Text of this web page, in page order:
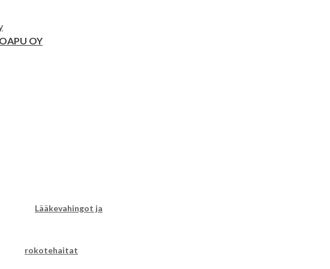
Lääkevahingot ja
rokotehaitat